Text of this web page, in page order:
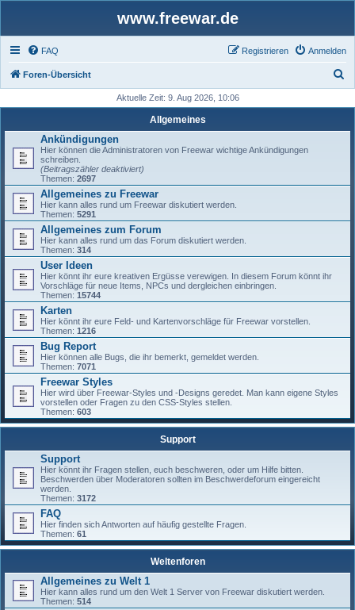
www.freewar.de
FAQ Anmelden
Registrieren
Foren-Übersicht
h
Aktuelle Zeit: 9. Aug 2026, 10:06
Allgemeines
Ankündigungen
Hier können die Administratoren von Freewar wichtige Ankündigungen
schreiben.
(Beitragszähler deaktiviert)
Themen: 2697
Allgemeines zu Freewar
Hier kann alles rund um Freewar diskutiert werden.
Themen: 5291
Allgemeines zum Forum
Hier kann alles rund um das Forum diskutiert werden.
Themen: 314
User Ideen
Hier könnt ihr eure kreativen Ergüsse verewigen. In diesem Forum könnt ihr
Vorschläge für neue Items, NPCs und dergleichen einbringen.
Themen: 15744
Karten
Hier könnt ihr eure Feld- und Kartenvorschläge für Freewar vorstellen.
Themen: 1216
Bug Report
Hier können alle Bugs, die ihr bemerkt, gemeldet werden.
Themen: 7071
Freewar Styles
Hier wird über Freewar-Styles und -Designs geredet. Man kann eigene Styles
vorstellen oder Fragen zu den CSS-Styles stellen.
Themen: 603
Support
Support
Hier könnt ihr Fragen stellen, euch beschweren, oder um Hilfe bitten.
Beschwerden über Moderatoren sollten im Beschwerdeforum eingereicht
werden.
Themen: 3172
FAQ
Hier finden sich Antworten auf häufig gestellte Fragen.
Themen: 61
Weltenforen
Allgemeines zu Welt 1
Hier kann alles rund um den Welt 1 Server von Freewar diskutiert werden.
Themen: 514